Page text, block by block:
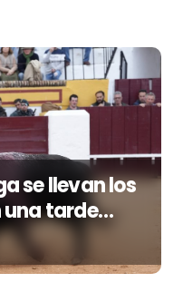
se llevan los
tarde